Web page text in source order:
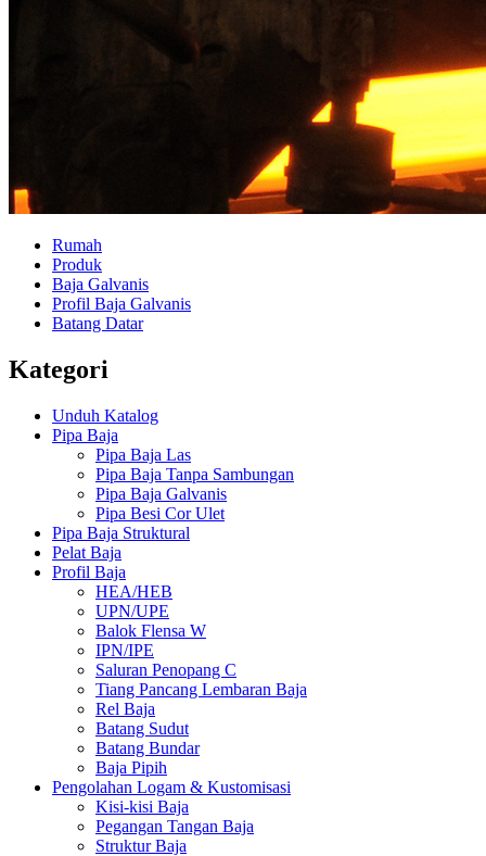
Rumah
Produk
Baja Galvanis
Profil Baja Galvanis
Batang Datar
Kategori
Unduh Katalog
Pipa Baja
Pipa Baja Las
Pipa Baja Tanpa Sambungan
Pipa Baja Galvanis
Pipa Besi Cor Ulet
Pipa Baja Struktural
Pelat Baja
Profil Baja
HEA/HEB
UPN/UPE
Balok Flensa W
IPN/IPE
Saluran Penopang C
Tiang Pancang Lembaran Baja
Rel Baja
Batang Sudut
Batang Bundar
Baja Pipih
Pengolahan Logam & Kustomisasi
Kisi-kisi Baja
Pegangan Tangan Baja
Struktur Baja